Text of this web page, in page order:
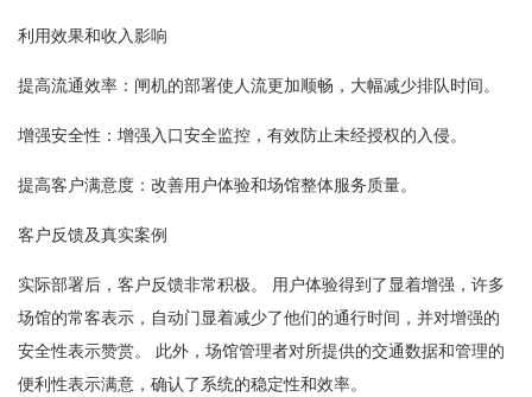
利用效果和收入影响
提高流通效率：闸机的部署使人流更加顺畅，大幅减少排队时间。
增强安全性：增强入口安全监控，有效防止未经授权的入侵。
提高客户满意度：改善用户体验和场馆整体服务质量。
客户反馈及真实案例
实际部署后，客户反馈非常积极。 用户体验得到了显着增强，许多
场馆的常客表示，自动门显着减少了他们的通行时间，并对增强的
安全性表示赞赏。 此外，场馆管理者对所提供的交通数据和管理的
便利性表示满意，确认了系统的稳定性和效率。